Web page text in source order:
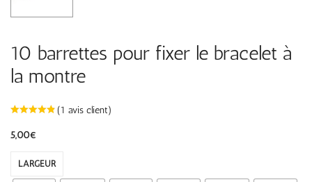
10 barrettes pour fixer le bracelet à
la montre
(1 avis client)
5,00€
LARGEUR